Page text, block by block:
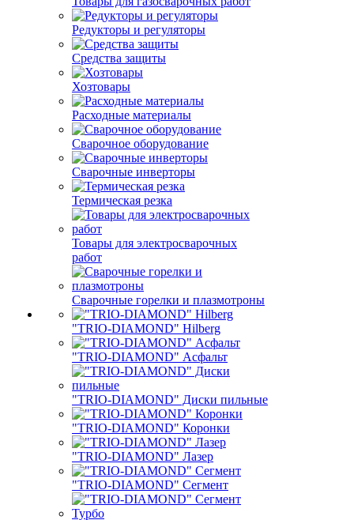
Редукторы и регуляторы
Средства защиты
Хозтовары
Расходные материалы
Сварочное оборудование
Сварочные инверторы
Термическая резка
Товары для электросварочных
работ
Сварочные горелки и плазмотроны
"TRIO-DIAMOND" Hilberg
"TRIO-DIAMOND" Асфальт
"TRIO-DIAMOND" Диски пильные
"TRIO-DIAMOND" Коронки
"TRIO-DIAMOND" Лазер
"TRIO-DIAMOND" Сегмент